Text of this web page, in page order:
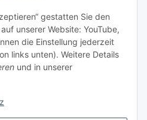
gestatten Sie den
unserer Website: YouTube,
die Einstellung jederzeit
links unten). Weitere Details
und in unserer
im Umkreis von ca. 60 Km